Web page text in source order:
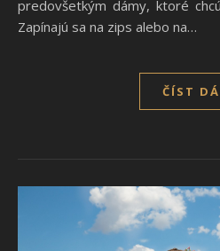
predovšetkým dámy, ktoré
Zapínajú sa na zips alebo na…
ČÍST